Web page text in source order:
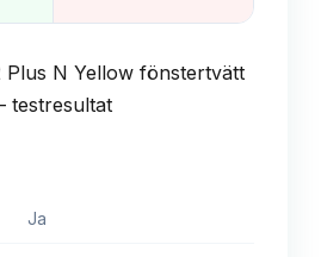
Ja